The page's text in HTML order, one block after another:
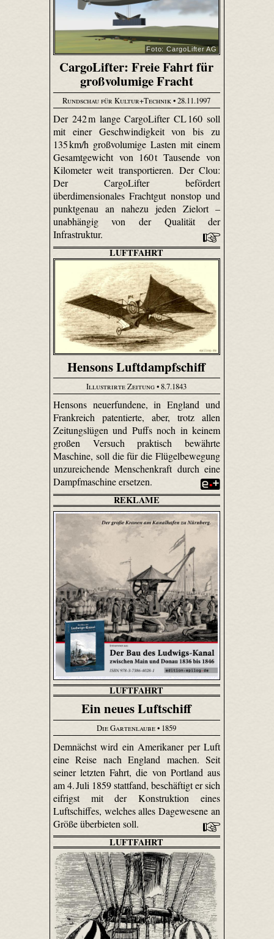
Foto: CargoLifter AG
CargoLifter: Freie Fahrt für
großvolumige Fracht
Rundschau für Kultur+Technik• 28.11.1997
Der 242 m lange CargoLifter CL 160 soll
mit einer Geschwindigkeit von bis zu
135 km/h großvolumige Lasten mit einem
Gesamtgewicht von 160 t Tausende von
Kilometer weit transportieren. Der Clou:
Der CargoLifter befördert
überdimensionales Frachtgut nonstop und
punktgenau an nahezu jeden Zielort –
unabhängig von der Qualität der
Infrastruktur.
LUFTFAHRT
Hensons Luftdampfschiff
Illustrirte Zeitung• 8.7.1843
Hensons neuerfundene, in England und
Frankreich patentierte, aber, trotz allen
Zeitungslügen und Puffs noch in keinem
großen Versuch praktisch bewährte
Maschine, soll die für die Flügelbewegung
unzureichende Menschenkraft durch eine
Dampfmaschine ersetzen.
REKLAME
LUFTFAHRT
Ein neues Luftschiff
Die Gartenlaube• 1859
Demnächst wird ein Amerikaner per Luft
eine Reise nach England machen. Seit
seiner letzten Fahrt, die von Portland aus
am 4. Juli 1859 stattfand, beschäftigt er sich
eifrigst mit der Konstruktion eines
Luftschiffes, welches alles Dagewesene an
Größe überbieten soll.
LUFTFAHRT